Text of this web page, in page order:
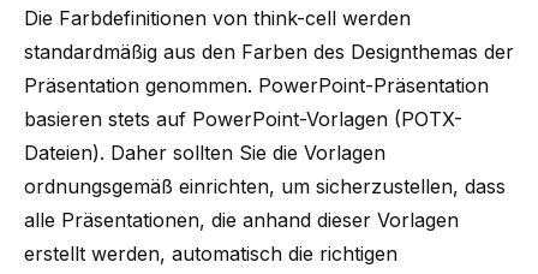
Die Farbdefinitionen von think-cell werden
standardmäßig aus den Farben des Designthemas der
Präsentation genommen. PowerPoint-Präsentation
basieren stets auf PowerPoint-Vorlagen (POTX-
Dateien). Daher sollten Sie die Vorlagen
ordnungsgemäß einrichten, um sicherzustellen, dass
alle Präsentationen, die anhand dieser Vorlagen
erstellt werden, automatisch die richtigen